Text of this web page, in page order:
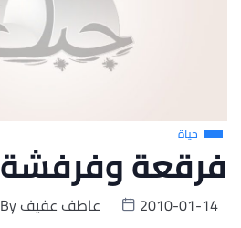
حياة
فرقعة وفرفشة
Byعاطف عفيف
2010-01-14